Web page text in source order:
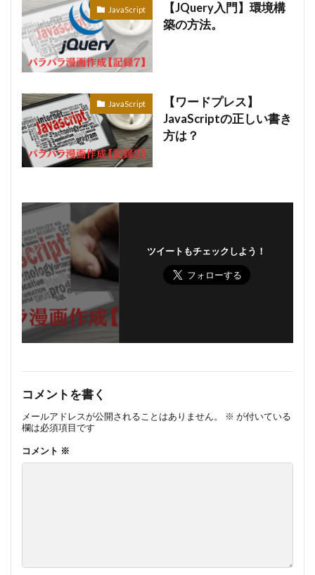
JavaScript
【JQuery入門】環境構
築の方法。
JavaScript
【ワードプレス】
JavaScriptの正しい書き
方は？
ツイートもチェックしよう！
コメントを書く
メールアドレスが公開されることはありません。 ※ が付いている
欄は必須項目です
コメント ※